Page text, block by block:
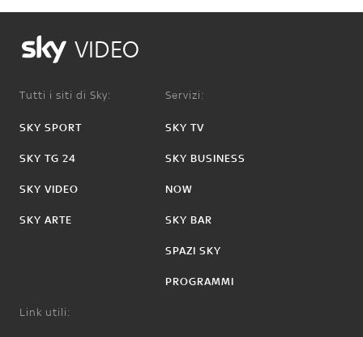
VIDEO
Tutti i siti di Sky:
SKY SPORT
SKY TG 24
SKY VIDEO
SKY ARTE
Servizi:
SKY TV
SKY BUSINESS
NOW
SKY BAR
SPAZI SKY
PROGRAMMI
Link utili: